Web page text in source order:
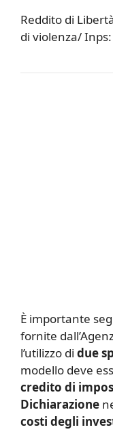
Reddito di
di violenza/
È importante
fornite
l’utilizzo di due
modello deve
credito di
Dichiarazione
costi degli